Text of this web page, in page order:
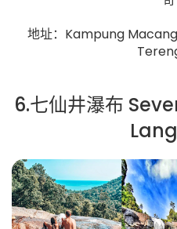
地址：Kampung
6.七仙井瀑布